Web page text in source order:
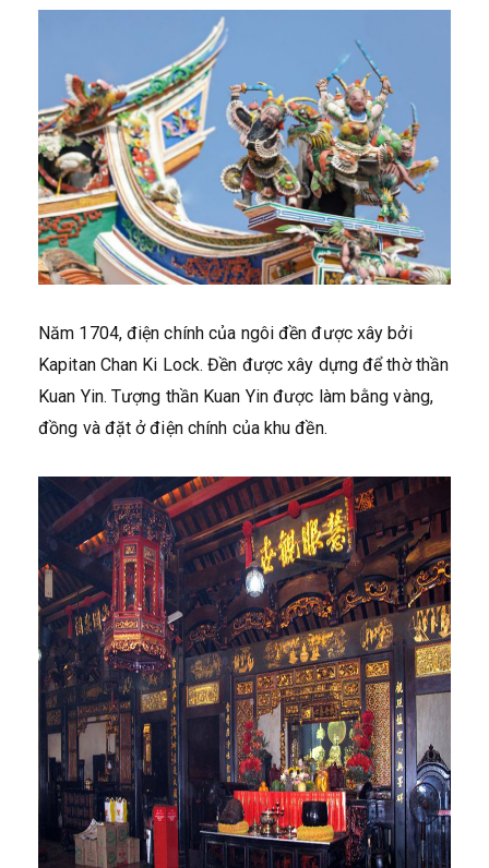
Năm 1704, điện chính của ngôi đền được xây bởi
Kapitan Chan Ki Lock. Đền được xây dựng để thờ thần
Kuan Yin. Tượng thần Kuan Yin được làm bằng vàng,
đồng và đặt ở điện chính của khu đền.